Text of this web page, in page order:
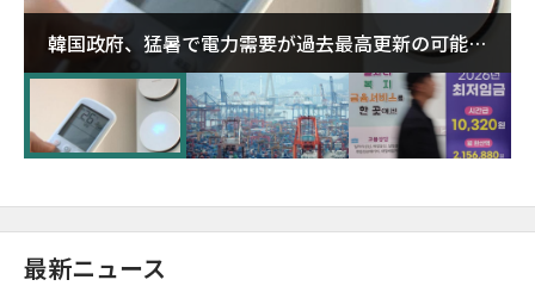
韓国政府、猛暑で電力需要が過去最高更新の可能性
に需給対応体制を点検
最新ニュース